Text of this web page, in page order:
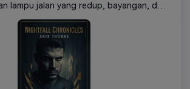
lampu jalan yang redup, bayangan, dan
halus. Tambahkan perkerasan basah
dalam, dan tanda-tanda bahaya (siluet,
abstrak). Gunakan warna keren
navy, arang, dan emas tersenyum.
samping yang dramatis untuk
Tata letak misteri/thriller